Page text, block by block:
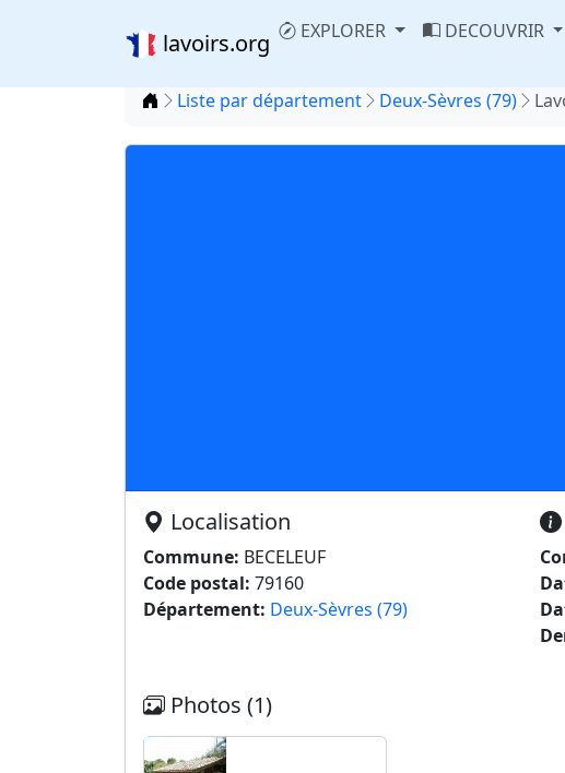
lavoirs.org EXPLORER
DECOUVRIR
Accueil
Liste par département Deux-Sèvres (79)
Localisation
Commune: BECELEUF
Code postal: 79160
Département: Deux-Sèvres (79)
Photos (1)